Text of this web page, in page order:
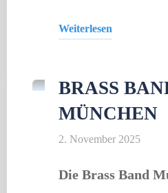
Weiterlesen
im
Herbst"
BRASS
MÜNCHEN
2. November 2025
Die Brass Band